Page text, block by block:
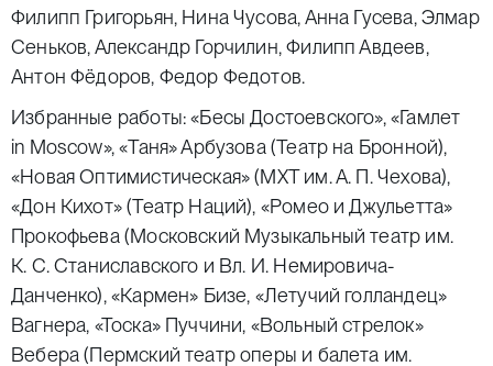
Филипп Григорьян, Нина Чусова, Анна Гусева, Элмар
Сеньков, Александр Горчилин, Филипп Авдеев,
Антон Фёдоров, Федор Федотов.
Избранные работы: «Бесы Достоевского», «Гамлет
in Moscow», «Таня» Арбузова (Театр на Бронной),
«Новая Оптимистическая» (МХТ им. А. П. Чехова),
«Дон Кихот» (Театр Наций), «Ромео и Джульетта»
Прокофьева (Московский Музыкальный театр им.
К. С. Станиславского и Вл. И. Немировича-
Данченко), «Кармен» Бизе, «Летучий голландец»
Вагнера, «Тоска» Пуччини, «Вольный стрелок»
Вебера (Пермский театр оперы и балета им.